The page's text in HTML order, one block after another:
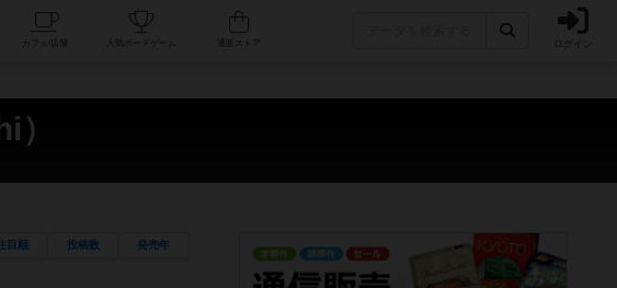
人気ボードゲーム ログイン
目順 投稿数 発売年